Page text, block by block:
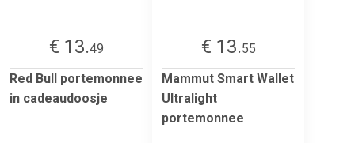
€ 13.49
Red Bull portemonnee
in cadeaudoosje
€ 13.55
Mammut Smart Wallet
Ultralight
portemonnee